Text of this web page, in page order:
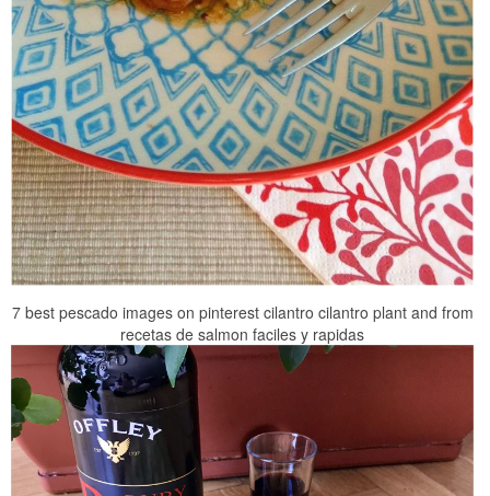
7 best pescado images on pinterest cilantro cilantro plant and from
recetas de salmon faciles y rapidas